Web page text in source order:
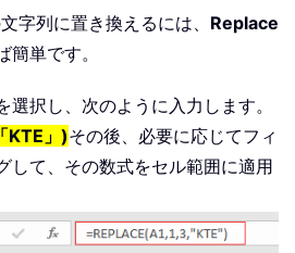
字列に置き換えるには、 Replace
単です。
選択し、次のように入力します。
KTE」)その後、必要に応じてフィ
して、その数式をセル範囲に適用